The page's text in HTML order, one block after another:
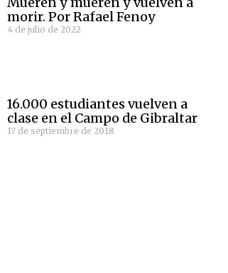
morir. Por Rafael Fenoy
4 de julio de 2022
16.000 estudiantes vuelven a
clase en el Campo de Gibraltar
17 de septiembre de 2018